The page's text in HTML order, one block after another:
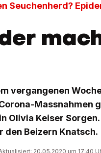
Seuchenherd?
vergangenen
Massnahmen
Olivia Keiser
den Beizern Knatsch.
20.05.2020 um 17:40